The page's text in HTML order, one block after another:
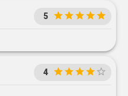
5
4